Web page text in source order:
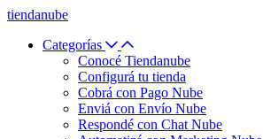
tiendanube
Categorías
Conocé Tiendanube
Configurá tu tienda
Cobrá con Pago Nube
Enviá con Envío Nube
Respondé con Chat Nube